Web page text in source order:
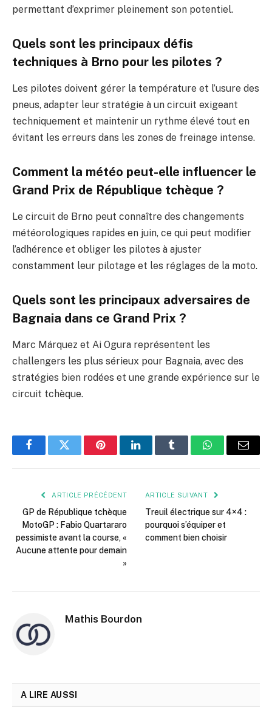
permettant d’exprimer pleinement son potentiel.
Quels sont les principaux défis
techniques à Brno pour les pilotes ?
Les pilotes doivent gérer la température et l’usure des
pneus, adapter leur stratégie à un circuit exigeant
techniquement et maintenir un rythme élevé tout en
évitant les erreurs dans les zones de freinage intense.
Comment la météo peut-elle influencer le
Grand Prix de République tchèque ?
Le circuit de Brno peut connaître des changements
météorologiques rapides en juin, ce qui peut modifier
l’adhérence et obliger les pilotes à ajuster
constamment leur pilotage et les réglages de la moto.
Quels sont les principaux adversaires de
Bagnaia dans ce Grand Prix ?
Marc Márquez et Ai Ogura représentent les
challengers les plus sérieux pour Bagnaia, avec des
stratégies bien rodées et une grande expérience sur le
circuit tchèque.
FacebookTwitter PinterestLinkedInTumblr WhatsApp
E-
ARTICLE PRÉCÉDENT
GP de République tchèque
MotoGP : Fabio Quartararo
pessimiste avant la course, «
Aucune attente pour demain
»
ARTICLE SUIVANT
Treuil électrique sur 4×4 :
pourquoi s’équiper et
comment bien choisir
Mathis Bourdon
A LIRE AUSSI